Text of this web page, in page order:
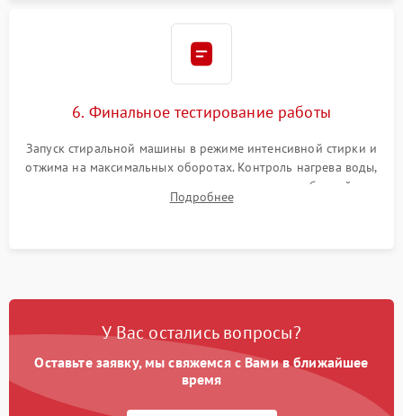
6. Финальное тестирование работы
Запуск стиральной машины в режиме интенсивной стирки и
отжима на максимальных оборотах. Контроль нагрева воды,
корректности слива, отсутствия излишних вибраций,
посторонних стуков и протечек под корпусом.
Подробнее
У Вас остались вопросы?
Оставьте заявку, мы свяжемся с Вами в ближайшее
время